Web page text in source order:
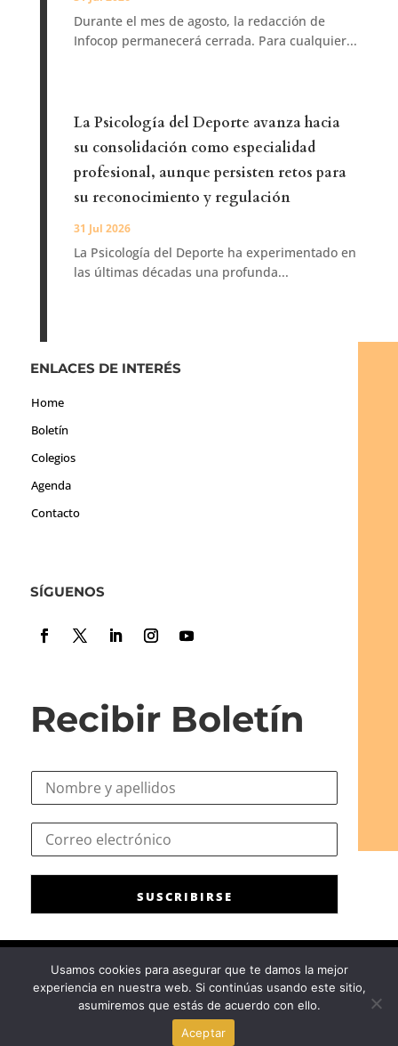
Durante el mes de agosto, la redacción de
Infocop permanecerá cerrada. Para cualquier...
La Psicología del Deporte avanza hacia
su consolidación como especialidad
profesional, aunque persisten retos para
su reconocimiento y regulación
31 Jul 2026
La Psicología del Deporte ha experimentado en
las últimas décadas una profunda...
ENLACES DE INTERÉS
Home
Boletín
Colegios
Agenda
Contacto
SÍGUENOS
Recibir Boletín
N
r
*
o
r
e
*
C
o
e
c
SUSCRIBIRSE
Consejo General de la Psicología de España|Privacidad|Aviso
Legal| Política de cookies
Usamos cookies para asegurar que te damos la mejor
experiencia en nuestra web. Si continúas usando este sitio,
asumiremos que estás de acuerdo con ello.
Aceptar